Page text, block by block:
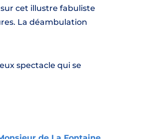
cet illustre fabuliste
La déambulation
spectacle qui se